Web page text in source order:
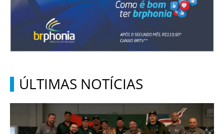
ÚLTIMAS NOTÍCIAS